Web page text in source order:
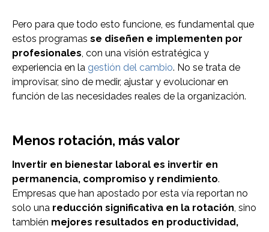
Pero para que todo esto funcione, es fundamental que
estos programas se diseñen e implementen por
profesionales , con una visión estratégica y
experiencia en la gestión del cambio. No se trata de
improvisar, sino de medir, ajustar y evolucionar en
función de las necesidades reales de la organización.
Menos rotación, más valor
Invertir en bienestar laboral es invertir en
permanencia, compromiso y rendimiento.
Empresas que han apostado por esta vía reportan no
solo una reducción significativa en la rotación , sino
también mejores resultados en productividad,